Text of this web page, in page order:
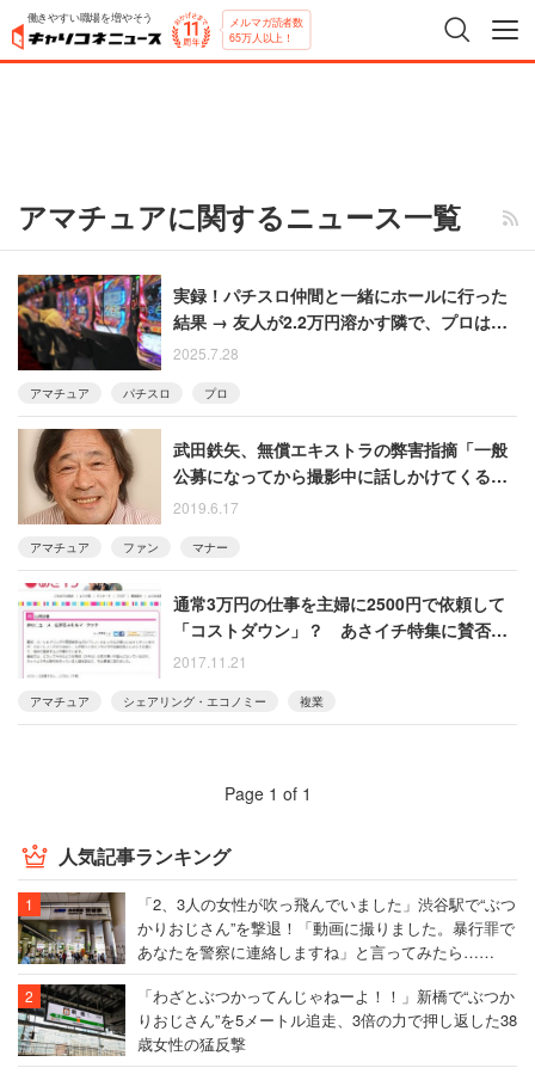
働きやすい職場を増やそう メルマガ読者数
65万人以上！
アマチュアに関するニュース一覧
実録！パチスロ仲間と一緒にホールに行った
結果 → 友人が2.2万円溶かす隣で、プロは
「打たない」を徹底していた
2025.7.28
アマチュア パチスロ プロ
武田鉄矢、無償エキストラの弊害指摘「一般
公募になってから撮影中に話しかけてくる人
が出てきた」「プロかアマチュアかの差」
2019.6.17
アマチュア ファン マナー
通常3万円の仕事を主婦に2500円で依頼して
「コストダウン」？ あさイチ特集に賛否
「搾取推奨か」「業界の価格破壊に繋がる」
2017.11.21
アマチュア シェアリング・エコノミー 複業
Page 1 of 1
人気記事ランキング
「2、3人の女性が吹っ飛んでいました」渋谷駅で“ぶつ
かりおじさん”を撃退！「動画に撮りました。暴行罪で
あなたを警察に連絡しますね」と言ってみたら……
「わざとぶつかってんじゃねーよ！！」新橋で“ぶつか
りおじさん”を5メートル追走、3倍の力で押し返した38
歳女性の猛反撃